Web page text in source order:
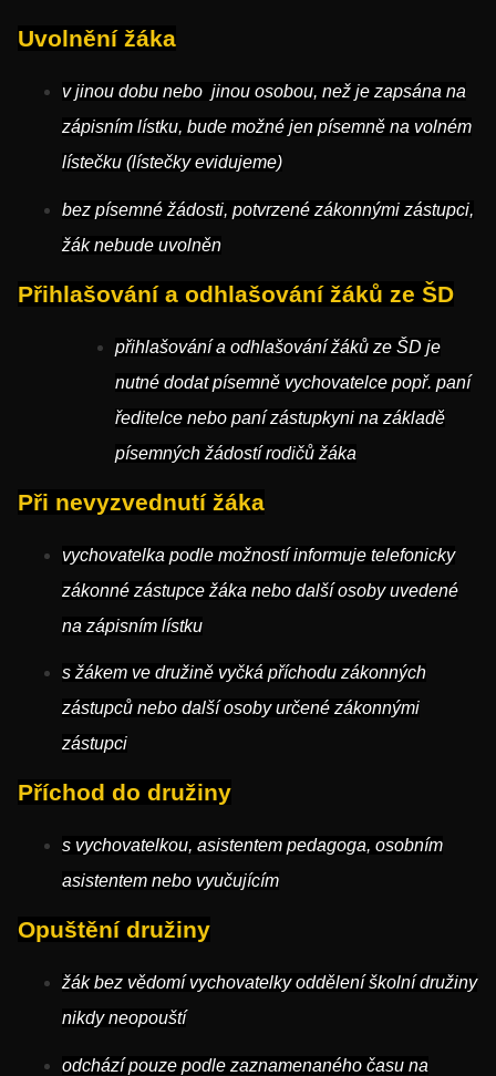
Uvolnění žáka
v jinou dobu nebo jinou osobou, než je zapsána na
zápisním lístku, bude možné jen písemně na volném
lístečku (lístečky evidujeme)
bez písemné žádosti, potvrzené zákonnými zástupci,
žák nebude uvolněn
Přihlašování a odhlašování žáků ze ŠD
přihlašování a odhlašování žáků ze ŠD je
nutné dodat písemně vychovatelce popř. paní
ředitelce nebo paní zástupkyni na základě
písemných žádostí rodičů žáka
Při nevyzvednutí žáka
vychovatelka podle možností informuje telefonicky
zákonné zástupce žáka nebo další osoby uvedené
na zápisním lístku
s žákem ve družině vyčká příchodu zákonných
zástupců nebo další osoby určené zákonnými
zástupci
Příchod do družiny
s vychovatelkou, asistentem pedagoga, osobním
asistentem nebo vyučujícím
Opuštění družiny
žák bez vědomí vychovatelky oddělení školní družiny
nikdy neopouští
odchází pouze podle zaznamenaného času na